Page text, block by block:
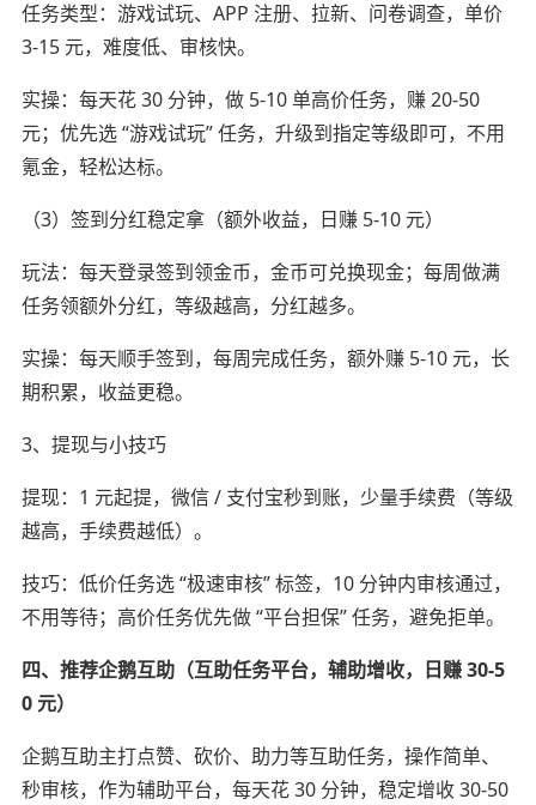
任务类型：游戏试玩、APP 注册、拉新、问卷调查，单价
3-15 元，难度低、审核快。
实操：每天花 30 分钟，做 5-10 单高价任务，赚 20-50
元；优先选 “游戏试玩” 任务，升级到指定等级即可，不用
氪金，轻松达标。
（3）签到分红稳定拿（额外收益，日赚 5-10 元）
玩法：每天登录签到领金币，金币可兑换现金；每周做满
任务领额外分红，等级越高，分红越多。
实操：每天顺手签到，每周完成任务，额外赚 5-10 元，长
期积累，收益更稳。
3、提现与小技巧
提现：1 元起提，微信 / 支付宝秒到账，少量手续费（等级
越高，手续费越低）。
技巧：低价任务选 “极速审核” 标签，10 分钟内审核通过，
不用等待；高价任务优先做 “平台担保” 任务，避免拒单。
四、推荐企鹅互助（互助任务平台，辅助增收，日赚 30-5
0 元）
企鹅互助主打点赞、砍价、助力等互助任务，操作简单、
秒审核，作为辅助平台，每天花 30 分钟，稳定增收 30-50